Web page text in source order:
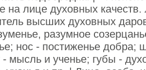
на лице духовных качеств.
высших духовных
разумное
нос - постиженье добра;
- мысль и ученье; губы -